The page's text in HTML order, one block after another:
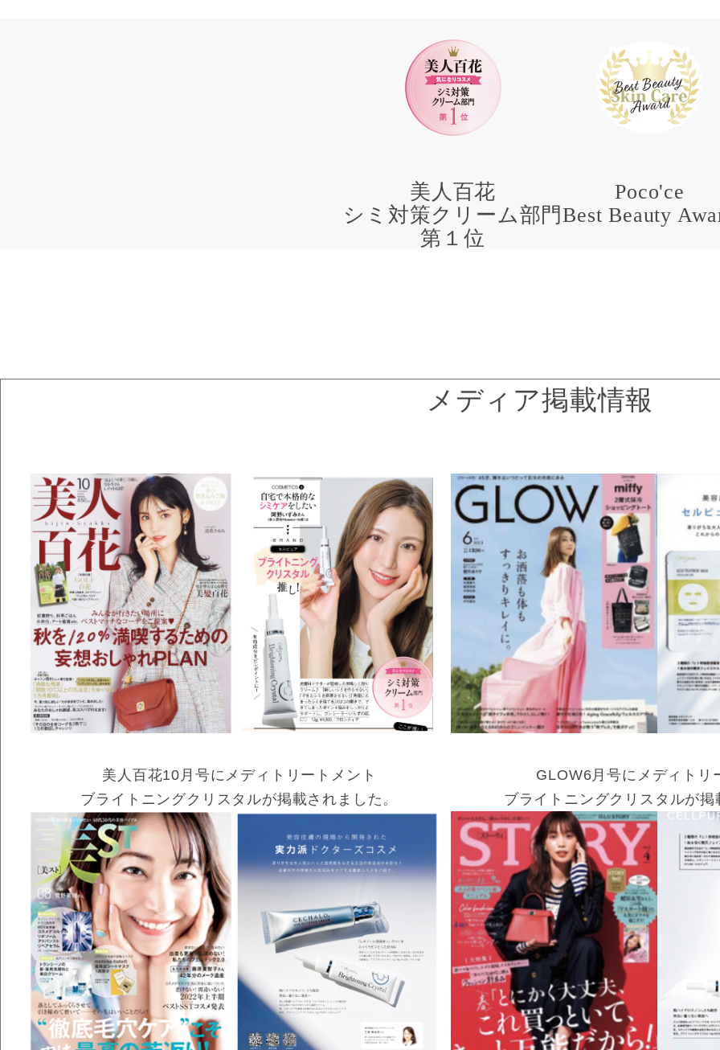
美人百花
シミ対策クリーム部門
第１位
Poco'ce
Best Beauty
メディア掲載情報
美人百花10月号にメディトリートメント
ブライトニングクリスタルが掲載されました。
GLOW6月号にメディトリ
ブライトニングクリスタルが